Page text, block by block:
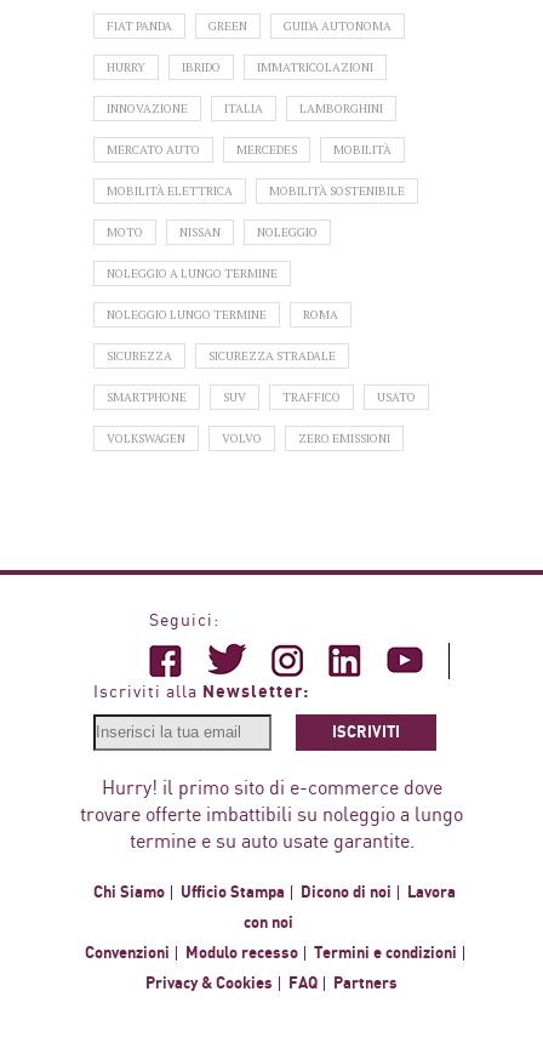
FIAT PANDA GREEN GUIDA AUTONOMA
HURRY IBRIDO IMMATRICOLAZIONI
INNOVAZIONE ITALIA LAMBORGHINI
MERCATO AUTO MERCEDES MOBILITÀ
MOBILITÀ ELETTRICA MOBILITÀ SOSTENIBILE
MOTO NISSAN NOLEGGIO
NOLEGGIO A LUNGO TERMINE
NOLEGGIO LUNGO TERMINE ROMA
SICUREZZA SICUREZZA STRADALE
SMARTPHONE SUV TRAFFICO USATO
VOLKSWAGEN VOLVO ZERO EMISSIONI
Seguici:
Iscriviti alla Newsletter:
ISCRIVITI
Hurry! il primo sito di e-commerce dove
trovare offerte imbattibili su noleggio a lungo
termine e su auto usate garantite.
Chi Siamo Ufficio Stampa Dicono di noi
Lavora
con noi
Convenzioni
Modulo recesso
Termini e condizioni
Privacy & Cookies
FAQ Partners